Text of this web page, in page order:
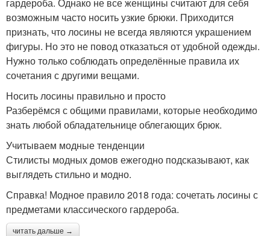
возможным часто носить узкие брюки. Приходится
признать, что лосины не всегда являются украшением
фигуры. Но это не повод отказаться от удобной одежды.
Нужно только соблюдать определённые правила их
сочетания с другими вещами.
Носить лосины правильно и просто
Разберёмся с общими правилами, которые необходимо
знать любой обладательнице облегающих брюк.
Учитываем модные тенденции
Стилисты модных домов ежегодно подсказывают, как
выглядеть стильно и модно.
Справка! Модное правило 2018 года: сочетать лосины с
предметами классического гардероба.
читать дальше →